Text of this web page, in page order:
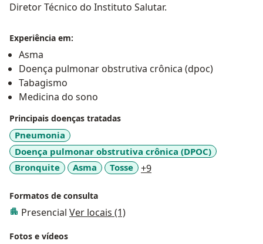
Diretor Técnico do Instituto Salutar.
Experiência em:
Asma
Doença pulmonar obstrutiva crônica (dpoc)
Tabagismo
Medicina do sono
Principais doenças tratadas
Pneumonia
Doença pulmonar obstrutiva crônica (DPOC)
Bronquite
Asma Tosse +9a11y_sr_more_diseases
Formatos de consulta
Presencial Ver locais (1)
Fotos e vídeos